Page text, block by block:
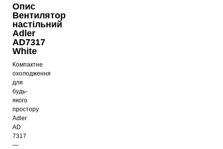
Опис
Вентилятор
настільний
Adler
AD7317
White
Компактне
охолодження
для
будь-
якого
простору
Adler
AD
7317
—